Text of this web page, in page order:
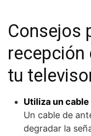
Consejos
recepción
tu
Utiliza un
Un cable de
degradar la